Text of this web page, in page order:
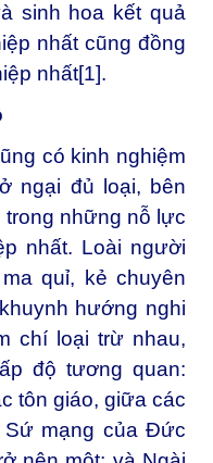
sinh hoa kết quả
nhất cũng đồng
nhất[1].
có kinh nghiệm
ngại đủ loại, bên
những nỗ lực
nhất. Loài người
quỉ, kẻ chuyên
hướng nghi
chí loại trừ nhau,
độ tương quan:
tôn giáo, giữa các
Sứ mạng của Đức